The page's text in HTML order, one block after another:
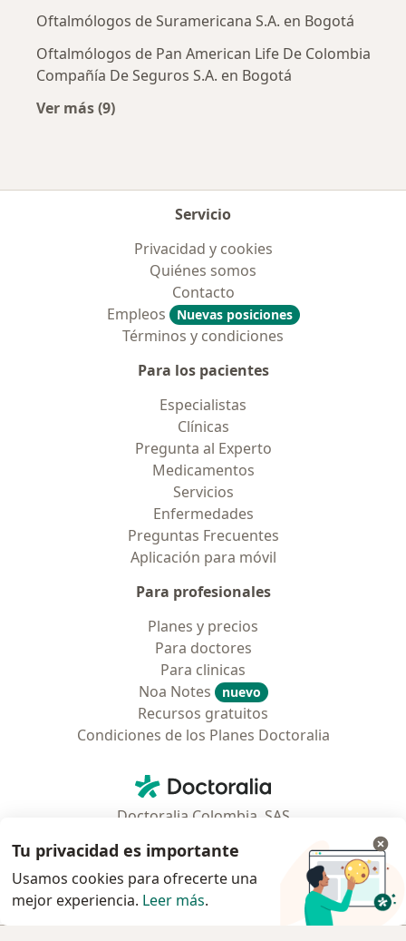
Oftalmólogos de Suramericana S.A. en Bogotá
Oftalmólogos de Pan American Life De Colombia
Compañía De Seguros S.A. en Bogotá
Ver más (9)
Servicio
Privacidad y cookies
Quiénes somos
Contacto
Empleos
Nuevas posiciones
Términos y condiciones
Para los pacientes
Especialistas
Clínicas
Pregunta al Experto
Medicamentos
Servicios
Enfermedades
Preguntas Frecuentes
Aplicación para móvil
Para profesionales
Planes y precios
Para doctores
Para clinicas
Noa Notes
nuevo
Recursos gratuitos
Condiciones de los Planes Doctoralia
Doctoralia - Página de inicio
Doctoralia Colombia, SAS
Municipio: Bogotá D.C., Colombia
Tu privacidad es importante
Usamos cookies para ofrecerte una
mejor experiencia. Leer más.